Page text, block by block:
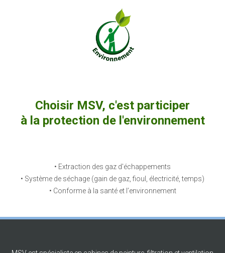
Choisir MSV, c'est participer
à la protection de l'environnement
• Extraction des gaz d'échappements
• Système de séchage (gain de gaz, fioul, électricité, temps)
• Conforme à la santé et l’environnement